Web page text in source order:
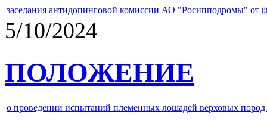
заседания антидопинговой комиссии АО "Росипподромы" от
5/10/2024
ПОЛОЖЕНИЕ
о проведении испытаний племенных лошадей верховых